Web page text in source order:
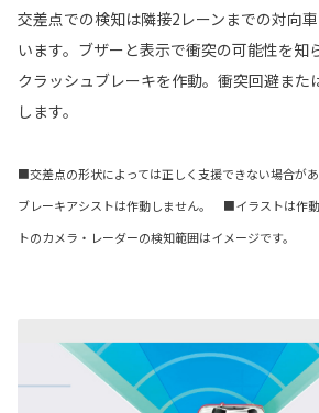
交差点での検知は隣接2レーンまでの対向
います。ブザーと表示で衝突の可能性を知
クラッシュブレーキを作動。衝突回避また
します。
■交差点の形状によっては正しく支援できない場合
ブレーキアシストは作動しません。 ■イラストは作
トのカメラ・レーダーの検知範囲はイメージです。